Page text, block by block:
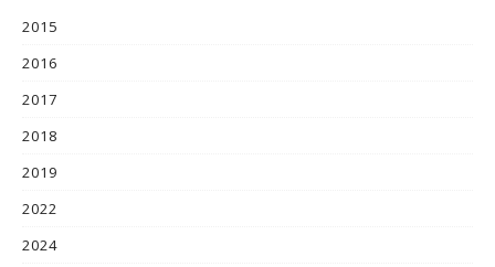
2015
2016
2017
2018
2019
2022
2024